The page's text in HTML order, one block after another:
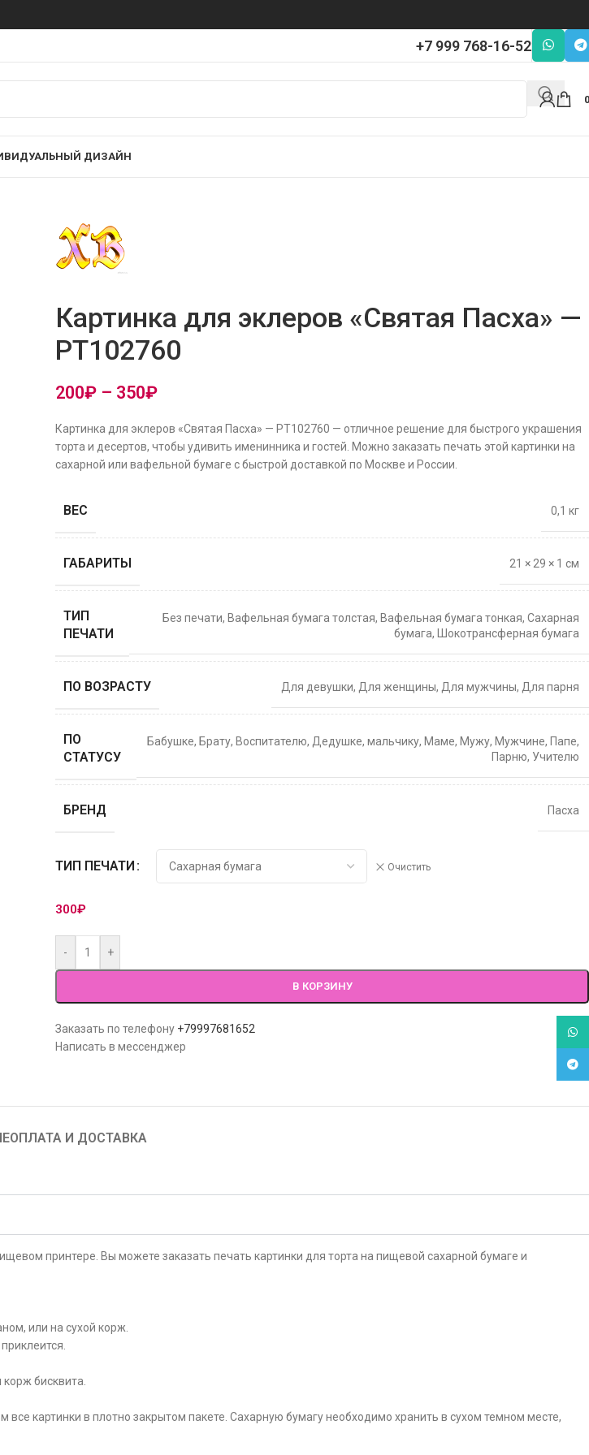
+7 999 768-16-52
0
ДИЗАЙН
Картинка для эклеров «Святая Пасха» —
PT102760
200₽ – 350₽
Картинка для эклеров «Святая Пасха» — PT102760 — отличное решение для быстрого украшения
торта и десертов, чтобы удивить именинника и гостей. Можно заказать печать этой картинки на
сахарной или вафельной бумаге с быстрой доставкой по Москве и России.
ВЕС 0,1 кг
ГАБАРИТЫ 21 × 29 × 1 см
ТИП
ПЕЧАТИ
Без печати, Вафельная бумага толстая, Вафельная бумага тонкая, Сахарная
бумага, Шокотрансферная бумага
ПО ВОЗРАСТУ Для девушки, Для женщины, Для мужчины, Для парня
ПО
СТАТУСУ
Бабушке, Брату, Воспитателю, Дедушке, мальчику, Маме, Мужу, Мужчине, Папе,
Парню, Учителю
БРЕНД Пасха
ТИП ПЕЧАТИ Очистить
300₽
- +
В КОРЗИНУ
Заказать по телефону +79997681652
Написать в мессенджер
ОПЛАТА И ДОСТАВКА
принтере. Вы можете заказать печать картинки для торта на пищевой сахарной бумаге и
или на сухой корж.
бисквита.
картинки в плотно закрытом пакете. Сахарную бумагу необходимо хранить в сухом темном месте,